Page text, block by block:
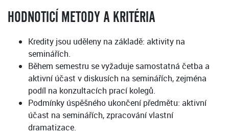
HODNOTICÍ METODY A KRITÉRIA
Kredity jsou uděleny na základě: aktivity na
seminářích.
Během semestru se vyžaduje samostatná četba a
aktivní účast v diskusích na seminářích, zejména
podíl na konzultacích prací kolegů.
Podmínky úspěšného ukončení předmětu: aktivní
účast na seminářích, zpracování vlastní
dramatizace.